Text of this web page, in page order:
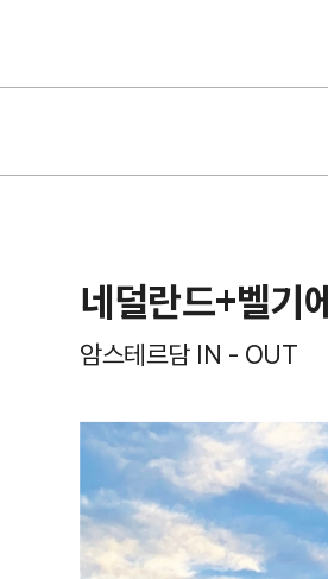
네덜란드+벨기
암스테르담 IN - OUT